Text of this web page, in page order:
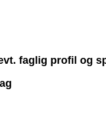
faglig profil og